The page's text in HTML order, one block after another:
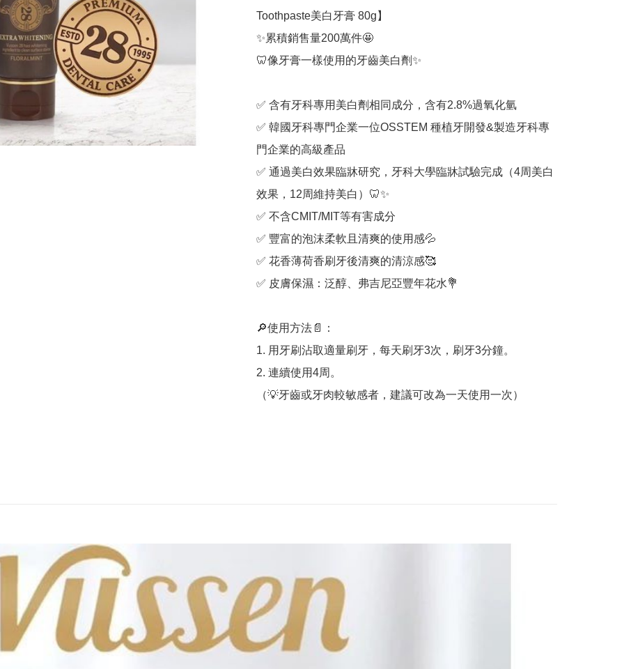
Toothpaste美白牙膏 80g】
✨累積銷售量200萬件🤩
🦷像牙膏一樣使用的牙齒美白劑✨
✅ 含有牙科專用美白劑相同成分，含有2.8%過氧化氫
✅ 韓國牙科專門企業一位OSSTEM 種植牙開發&製造牙科專
門企業的高級產品
✅ 通過美白效果臨牀研究，牙科大學臨牀試驗完成（4周美白
效果，12周維持美白）🦷✨
✅ 不含CMIT/MIT等有害成分
✅ 豐富的泡沫柔軟且清爽的使用感💦
✅ 花香薄荷香刷牙後清爽的清涼感🥰
✅ 皮膚保濕：泛醇、弗吉尼亞豐年花水💐
🔎使用方法📄：
1. 用牙刷沾取適量刷牙，每天刷牙3次，刷牙3分鐘。
2. 連續使用4周。
（💡牙齒或牙肉較敏感者，建議可改為一天使用一次）